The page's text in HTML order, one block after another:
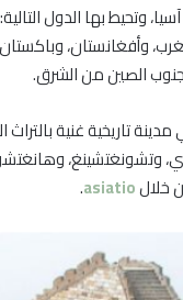
وتحيط بها الدول
وأفغانستان، وباكستان،
جنوب الصين من الشرق.
تاريخية غنية بالتراث
وتشونغتشينغ،
خلالasiatio
.